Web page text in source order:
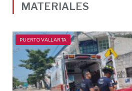
MATERIALES
PUERTO VALLARTA